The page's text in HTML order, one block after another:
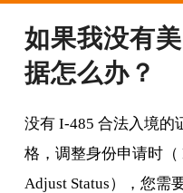
如果我没有
据怎么办？
没有 I-485 合法入境的
格，调整身份申请时（
Adjust Status），您需